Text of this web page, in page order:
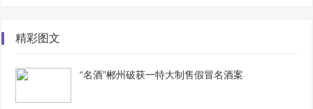
精彩图文
“名酒”郴州破获一特大制售假冒名酒案